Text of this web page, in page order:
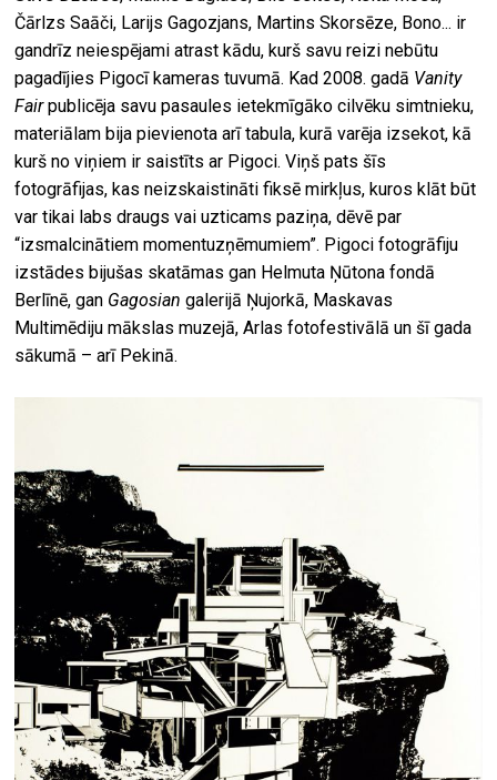
Čārlzs Saāči, Larijs Gagozjans, Martins Skorsēze, Bono... ir
gandrīz neiespējami atrast kādu, kurš savu reizi nebūtu
pagadījies Pigocī kameras tuvumā. Kad 2008. gadā Vanity
Fairpublicēja savu pasaules ietekmīgāko cilvēku simtnieku,
materiālam bija pievienota arī tabula, kurā varēja izsekot, kā
kurš no viņiem ir saistīts ar Pigoci. Viņš pats šīs
fotogrāfijas, kas neizskaistināti fiksē mirkļus, kuros klāt būt
var tikai labs draugs vai uzticams paziņa, dēvē par
“izsmalcinātiem momentuzņēmumiem”. Pigoci fotogrāfiju
izstādes bijušas skatāmas gan Helmuta Ņūtona fondā
Berlīnē, gan Gagosian galerijā Ņujorkā, Maskavas
Multimēdiju mākslas muzejā, Arlas fotofestivālā un šī gada
sākumā – arī Pekinā.